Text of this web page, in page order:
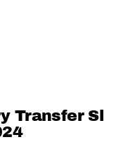
Transfer Sl